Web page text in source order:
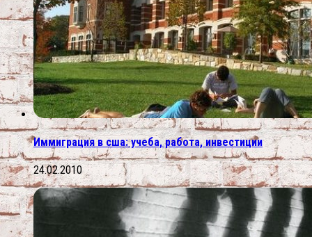
Иммиграция в сша: учеба, работа, инвестиции
24.02.2010